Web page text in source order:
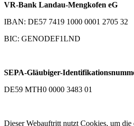
VR-Bank Landau-Mengkofen eG
IBAN: DE57 7419 1000 0001 2705 32
BIC: GENODEF1LND
SEPA-Gläubiger-
DE59 MTH0 0000 3483 01
Dieser Webauftritt nutzt Cookies, um